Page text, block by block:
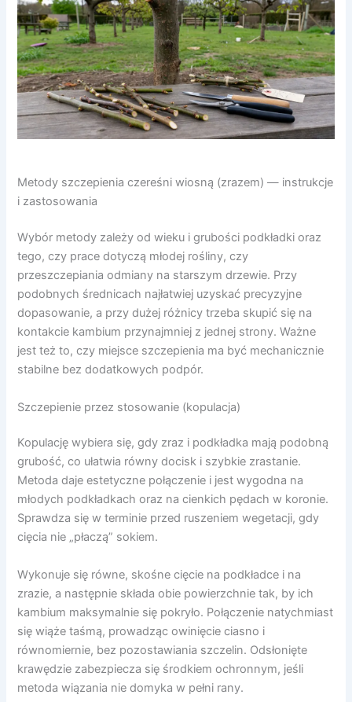
Metody szczepienia czereśni wiosną (zrazem) — instrukcje
i zastosowania
Wybór metody zależy od wieku i grubości podkładki oraz
tego, czy prace dotyczą młodej rośliny, czy
przeszczepiania odmiany na starszym drzewie. Przy
podobnych średnicach najłatwiej uzyskać precyzyjne
dopasowanie, a przy dużej różnicy trzeba skupić się na
kontakcie kambium przynajmniej z jednej strony. Ważne
jest też to, czy miejsce szczepienia ma być mechanicznie
stabilne bez dodatkowych podpór.
Szczepienie przez stosowanie (kopulacja)
Kopulację wybiera się, gdy zraz i podkładka mają podobną
grubość, co ułatwia równy docisk i szybkie zrastanie.
Metoda daje estetyczne połączenie i jest wygodna na
młodych podkładkach oraz na cienkich pędach w koronie.
Sprawdza się w terminie przed ruszeniem wegetacji, gdy
cięcia nie „płaczą” sokiem.
Wykonuje się równe, skośne cięcie na podkładce i na
zrazie, a następnie składa obie powierzchnie tak, by ich
kambium maksymalnie się pokryło. Połączenie natychmiast
się wiąże taśmą, prowadząc owinięcie ciasno i
równomiernie, bez pozostawiania szczelin. Odsłonięte
krawędzie zabezpiecza się środkiem ochronnym, jeśli
metoda wiązania nie domyka w pełni rany.